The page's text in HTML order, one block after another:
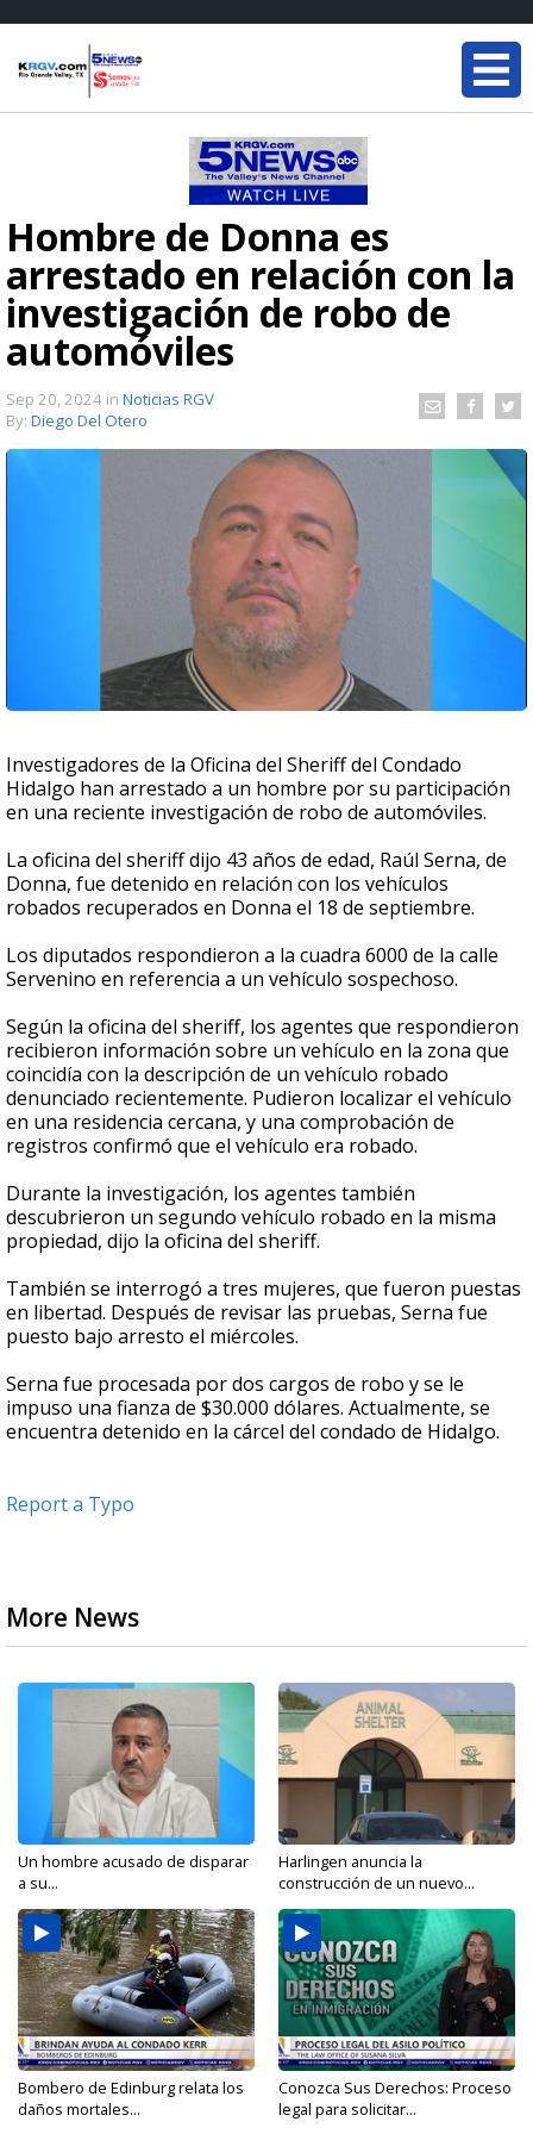
Hombre de Donna es
arrestado en relación con la
investigación de robo de
automóviles
Sep 20, 2024 in Noticias RGV
By: Diego Del Otero
Investigadores de la Oficina del Sheriff del Condado
Hidalgo han arrestado a un hombre por su participación
en una reciente investigación de robo de automóviles.
La oficina del sheriff dijo 43 años de edad, Raúl Serna, de
Donna, fue detenido en relación con los vehículos
robados recuperados en Donna el 18 de septiembre.
Los diputados respondieron a la cuadra 6000 de la calle
Servenino en referencia a un vehículo sospechoso.
Según la oficina del sheriff, los agentes que respondieron
recibieron información sobre un vehículo en la zona que
coincidía con la descripción de un vehículo robado
denunciado recientemente. Pudieron localizar el vehículo
en una residencia cercana, y una comprobación de
registros confirmó que el vehículo era robado.
Durante la investigación, los agentes también
descubrieron un segundo vehículo robado en la misma
propiedad, dijo la oficina del sheriff.
También se interrogó a tres mujeres, que fueron puestas
en libertad. Después de revisar las pruebas, Serna fue
puesto bajo arresto el miércoles.
Serna fue procesada por dos cargos de robo y se le
impuso una fianza de $30.000 dólares. Actualmente, se
encuentra detenido en la cárcel del condado de Hidalgo.
Report a Typo
More News
Un hombre acusado de disparar
a su...
Harlingen anuncia la
construcción de un nuevo...
Bombero de Edinburg relata los
daños mortales...
Conozca Sus Derechos: Proceso
legal para solicitar...